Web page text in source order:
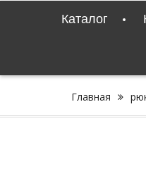
Каталог
Главная